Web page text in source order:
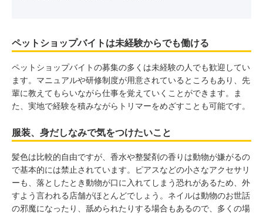
ペットショップバイトは未経験からでも働ける
ペットショップバイトの募集の多くは未経験の人でも歓迎してい
ます。マニュアルや研修制度が用意されているところもあり、先
輩に教えてもらいながら仕事を覚えていくことができます。ま
た、実地で経験を積みながらトリマーをめざすことも可能です。
服装、身だしなみで気をつけたいこと
髪色は比較的自由ですが、香水や整髪剤の香りは動物が嫌がるの
で基本的には禁止されています。ピアスなどの小さなアクセサリ
ーも、落としたとき動物が口に入れてしまう恐れがあるため、外
すよう言われる店舗がほとんどでしょう。ネイルは動物のお世話
の邪魔になったり、舐められたりする場合もあるので、多くの場